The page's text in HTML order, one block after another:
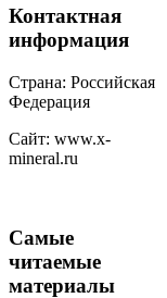
Контактная
информация
Страна: Российская
Федерация
Сайт: www.x-
mineral.ru
Самые
читаемые
материалы